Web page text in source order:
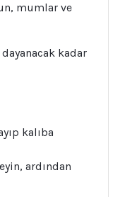
mumlar ve
kadar
kalıba
ardından